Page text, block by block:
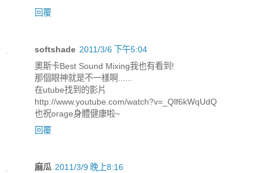
回覆
softshade 2011/3/6 下午5:04
奧斯卡Best Sound Mixing我也有看到!
那個眼神就是不一樣啊......
在utube找到的影片
http://www.youtube.com/watch?v=_Qlf6kWqUdQ
也祝orage身體健康啦~
回覆
麻瓜 2011/3/9 晚上8:16